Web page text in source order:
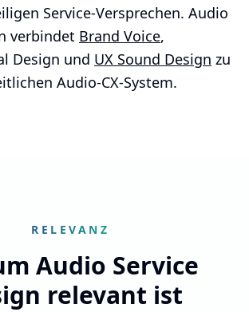
Service-Versprechen. Audio
verbindet Brand Voice,
Design und UX Sound Design zu
Audio-CX-System.
RELEVANZ
Audio Service
relevant ist